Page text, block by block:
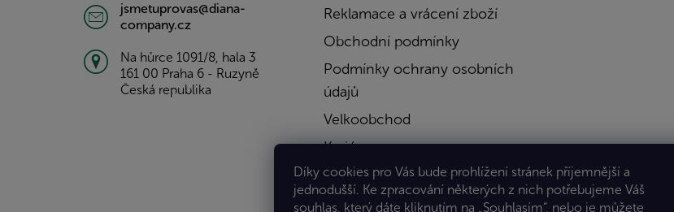
Díky cookies pro Vás bude prohlížení stránek příjemnější a
jednodušší. Ke zpracování některých z nich potřebujeme Váš
souhlas, který dáte kliknutím na „Souhlasím“, nebo je můžete
jsmetuprovas@diana-
company.cz
Na hůrce 1091/8, hala 3
161 00 Praha 6 - Ruzyně
Česká republika
Reklamace a vrácení zboží
Obchodní podmínky
Podmínky ochrany osobních
údajů
Velkoobchod
Kariéra
Kontakty